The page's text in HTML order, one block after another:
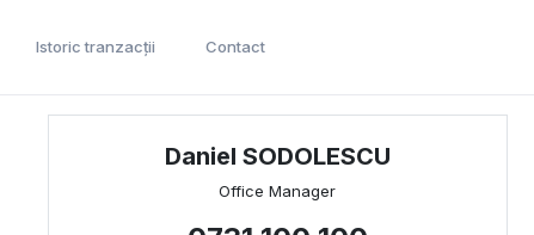
Istoric tranzacții Contact
Daniel SODOLESCU
Office Manager